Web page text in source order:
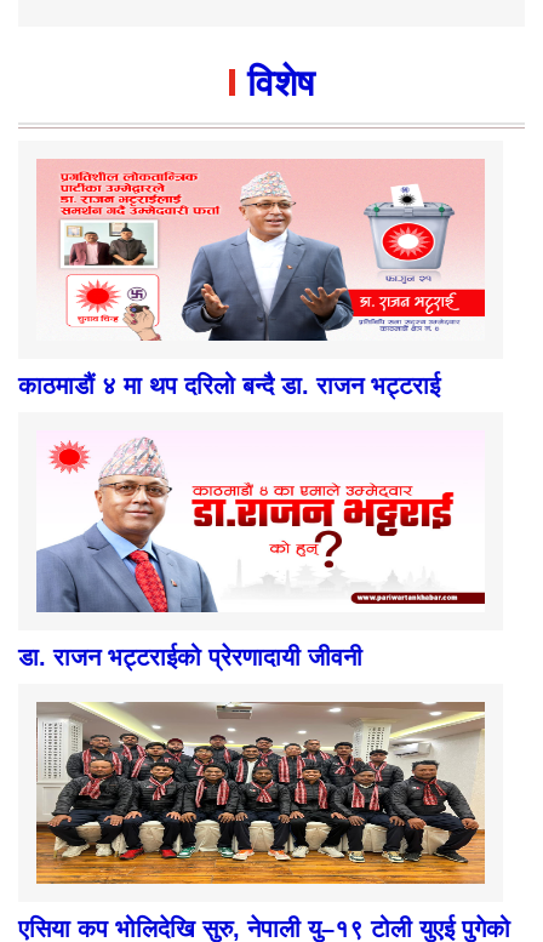
विशेष
काठमाडौं ४ मा थप दरिलो बन्दै डा. राजन भट्टराई
डा. राजन भट्टराईको प्रेरणादायी जीवनी
एसिया कप भोलिदेखि सुरु, नेपाली यु–१९ टोली युएई पुगेको